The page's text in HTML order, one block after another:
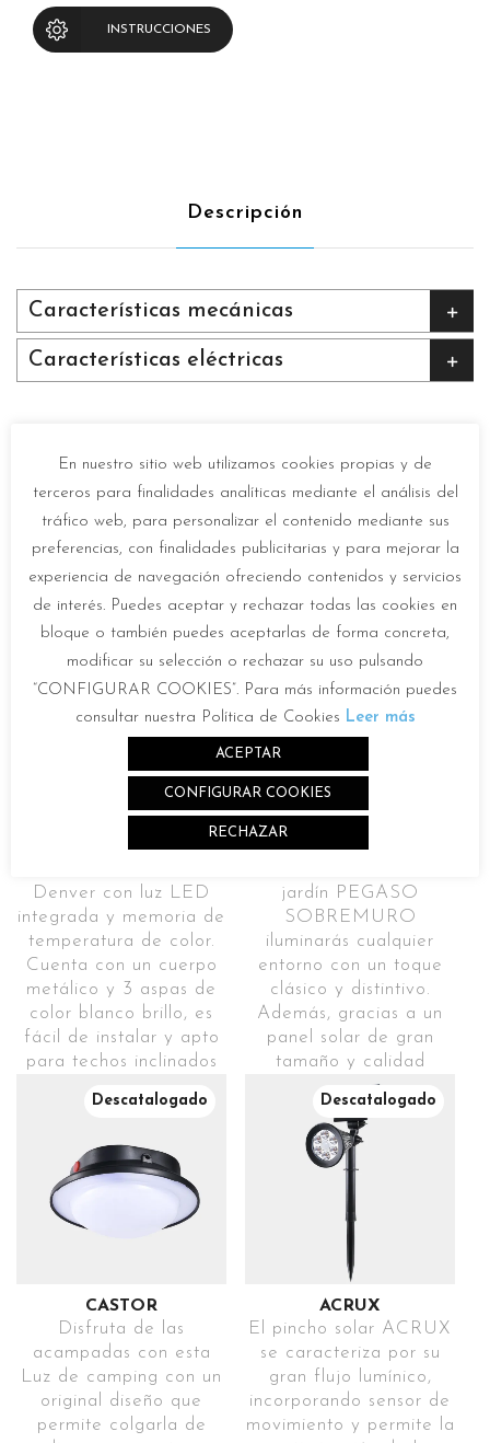
INSTRUCCIONES
Descripción
Características mecánicas
Características eléctricas
PRODUCTOS RELACIONADOS
Descatalogado
DENVER
Denver con luz LED
integrada y memoria de
temperatura de color.
Cuenta con un cuerpo
metálico y 3 aspas de
color blanco brillo, es
fácil de instalar y apto
para techos inclinados
con motor DC
gran eficiencia , incluye
mando a distancia para
controlar y cambiar los
modos de programación
(3000K-4000K-
6000K), las
velocidades (6) y el
modo invierno-verano.
Este modelo elegante
puede utilizarse en
Descatalogado
PEGASO SOBREMURO
jardín PEGASO
SOBREMURO
iluminarás cualquier
entorno con un toque
clásico y distintivo.
Además, gracias a un
panel solar de gran
tamaño y calidad
permite captar mayor
cantidad de luz solar,
almacenándola en su
batería de amplia
proporcionando una
agradable iluminación
durante más horas.
Dispone de 2 modos de
encendido.
Ref. EPEGPI-
005T40SD400LINGR44D
DISEÑO
CLÁSICO
Descatalogado
CASTOR
Disfruta de las
acampadas con esta
Luz de camping con un
original diseño que
permite colgarla de
Descatalogado
ACRUX
El pincho solar ACRUX
se caracteriza por su
gran flujo lumínico,
incorporando sensor de
movimiento y permite la
En nuestro sitio web utilizamos cookies propias y de
terceros para finalidades analíticas mediante el análisis del
tráfico web, para personalizar el contenido mediante sus
preferencias, con finalidades publicitarias y para mejorar la
experiencia de navegación ofreciendo contenidos y servicios
de interés. Puedes aceptar y rechazar todas las cookies en
bloque o también puedes aceptarlas de forma concreta,
modificar su selección o rechazar su uso pulsando
“CONFIGURAR COOKIES”. Para más información puedes
consultar nuestra Política de Cookies Leer más
ACEPTAR
CONFIGURAR COOKIES
RECHAZAR